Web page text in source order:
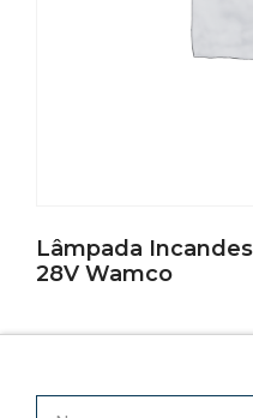
Lâmpada
28V Wamco